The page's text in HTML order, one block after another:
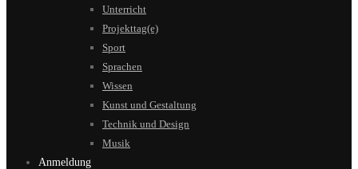
Unterricht
Projekttag(e)
Sport
Sprachen
Wissen
Kunst und Gestaltung
Technik und Design
Musik
Anmeldung